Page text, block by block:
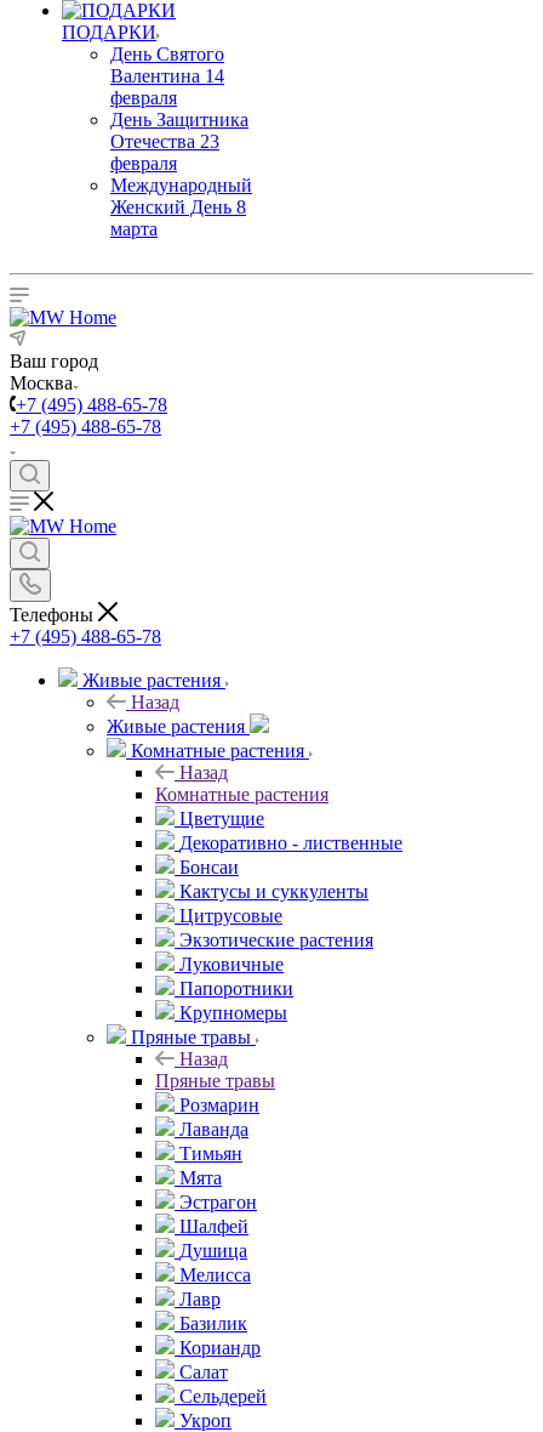
ПОДАРКИ
День Святого
Валентина 14
февраля
День Защитника
Отечества 23
февраля
Международный
Женский День 8
марта
Ваш город
Москва
+7 (495) 488-65-78
+7 (495) 488-65-78
Телефоны
+7 (495) 488-65-78
Живые растения
Назад
Живые растения
Комнатные растения
Назад
Комнатные растения
Цветущие
Декоративно - лиственные
Бонсаи
Кактусы и суккуленты
Цитрусовые
Экзотические растения
Луковичные
Папоротники
Крупномеры
Пряные травы
Назад
Пряные травы
Розмарин
Лаванда
Тимьян
Мята
Эстрагон
Шалфей
Душица
Мелисса
Лавр
Базилик
Кориандр
Салат
Сельдерей
Укроп